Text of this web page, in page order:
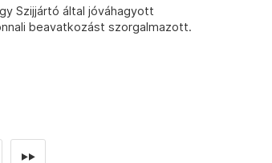
Szijjártó által jóváhagyott
beavatkozást szorgalmazott.
►►